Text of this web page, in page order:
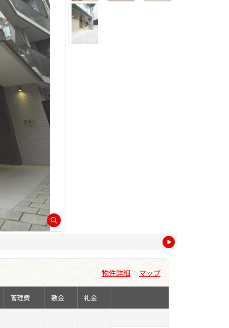
物件詳細 | マップ
管理費 敷金 礼金